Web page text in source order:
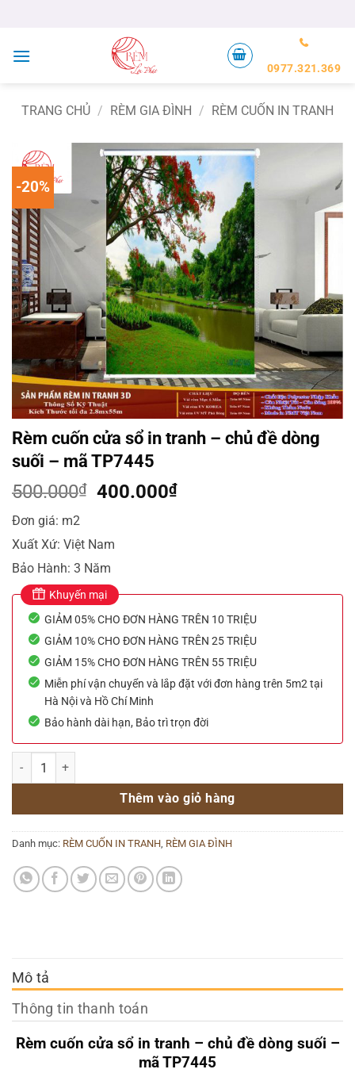
nội
0977.321.369
TRANG CHỦ / RÈM GIA ĐÌNH / RÈM CUỐN IN TRANH
-20%
Rèm cuốn cửa sổ in tranh – chủ đề dòng
suối – mã TP7445
500.000₫
Giá
500.000₫.
400.000₫Giá
Đơn giá: m2
Xuất Xứ: Việt Nam
Bảo Hành: 3 Năm
Khuyến mại
GIẢM 05% CHO ĐƠN HÀNG TRÊN 10 TRIỆU
GIẢM 10% CHO ĐƠN HÀNG TRÊN 25 TRIỆU
GIẢM 15% CHO ĐƠN HÀNG TRÊN 55 TRIỆU
Miễn phí vận chuyển và lắp đặt với đơn hàng trên 5m2 tại
Hà Nội và Hồ Chí Minh
Bảo hành dài hạn, Bảo trì trọn đời
Rèm cuốn cửa sổ in tranh – chủ đề dòng suối – mã TP7445 số lượng
Thêm vào giỏ hàng
Danh mục: RÈM CUỐN IN TRANH, RÈM GIA ĐÌNH
Mô tả
Thông tin thanh toán
Rèm cuốn cửa sổ in tranh – chủ đề dòng suối –
mã TP7445